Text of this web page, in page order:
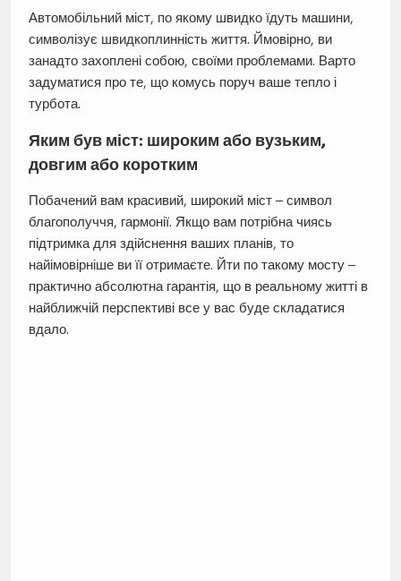
Автомобільний міст, по якому швидко їдуть машини,
символізує швидкоплинність життя. Ймовірно, ви
занадто захоплені собою, своїми проблемами. Варто
задуматися про те, що комусь поруч ваше тепло і
турбота.
Яким був міст: широким або вузьким,
довгим або коротким
Побачений вам красивий, широкий міст – символ
благополуччя, гармонії. Якщо вам потрібна чиясь
підтримка для здійснення ваших планів, то
найімовірніше ви її отримаєте. Йти по такому мосту –
практично абсолютна гарантія, що в реальному житті в
найближчій перспективі все у вас буде складатися
вдало.